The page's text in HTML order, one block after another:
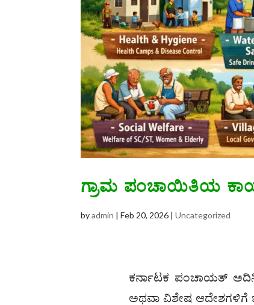
ಗ್ರಾಮ ಪಂಚಾಯಿತಿಯ
byadmin |Feb 20, 2026 |Uncategorized
ಕರ್ನಾಟಕ ಪಂಚಾಯತ್
ಅಥವಾ ವಿಶೇಷ ಆದೇಶಗಳಿಗೆ